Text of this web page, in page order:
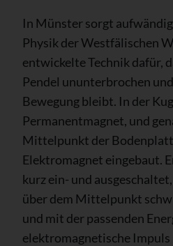
In Münster sorgt
Physik der Westfälischen
entwickelte Technik dafür,
Pendel ununterbrochen
Bewegung bleibt. In der
Permanentmagnet, und
Mittelpunkt der
Elektromagnet eingebaut.
kurz ein- und
über dem Mittelpunkt
und mit der passenden
elektromagnetische Impuls